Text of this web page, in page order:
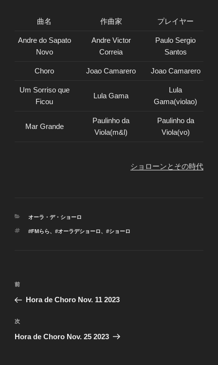
曲名 作曲家 プレイヤー
Andre do Sapato
Novo
Andre Victor
Correia
Paulo Sergio
Santos
Choro Joao Camarero Joao Camarero
Um Sorriso que
Ficou
Lula Gama
Lula
Gama(violao)
Mar Grande
Paulinho da
Viola(m&l)
Paulinho da
Viola(vo)
ショローンとその時代
カ
ゴ
オーラ・デ・ショーロ
タ
#FMらら、 #オーラデショーロ、 #ショーロ
投
ナ
ビ
ゲ
前
の
稿
前
Hora de Choro Nov. 11 2023
次
の
次
Hora de Choro Nov. 25 2023